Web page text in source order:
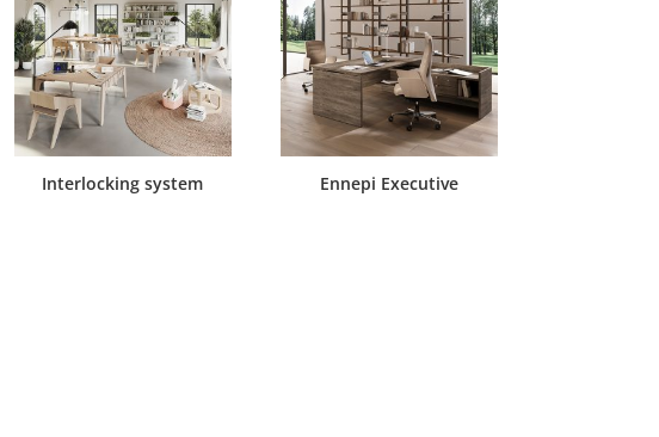
Interlocking system Ennepi Executive